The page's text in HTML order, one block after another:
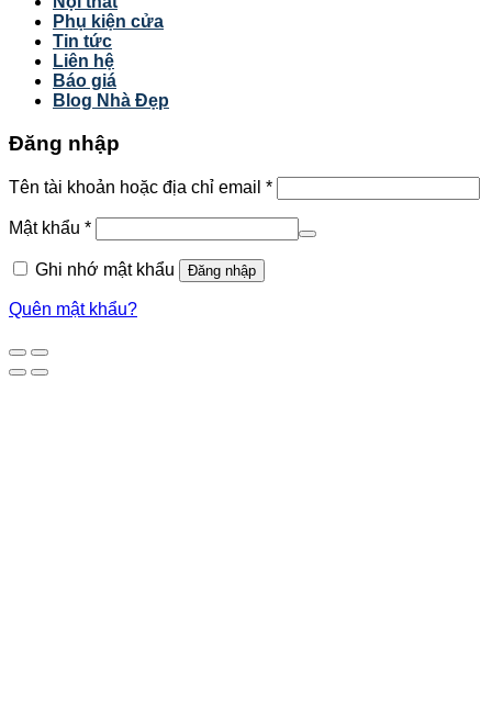
Phụ kiện cửa
Tin tức
Liên hệ
Báo giá
Blog Nhà Đẹp
Đăng nhập
Tên tài khoản hoặc địa chỉ email *
Mật khẩu *
Ghi nhớ mật khẩu Đăng nhập
Quên mật khẩu?